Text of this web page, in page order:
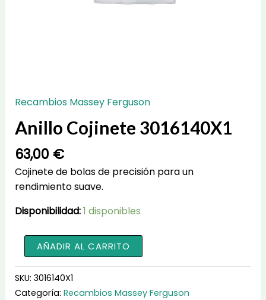
Recambios Massey Ferguson
Anillo Cojinete 3016140X1
63,00 €
Cojinete de bolas de precisión para un
rendimiento suave.
Disponibilidad:1 disponibles
Anillo
Cojinete
3016140X1
cantidad
AÑADIR AL CARRITO
SKU: 3016140X1
Categoría: Recambios Massey Ferguson